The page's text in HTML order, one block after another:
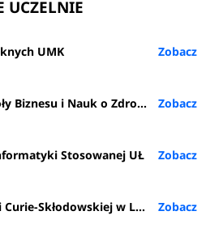
UCZELNIE
UMK
i Nauk o Zdrowiu w Rybniku
Stosowanej UŁ
Skłodowskiej w Lublinie